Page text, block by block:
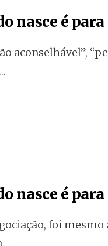
nasce é
aconselhável”,
nasce é
foi mesmo